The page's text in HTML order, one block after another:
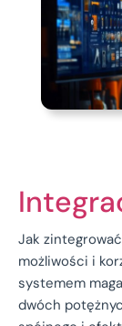
Jak
możliwości i
systemem
dwóch